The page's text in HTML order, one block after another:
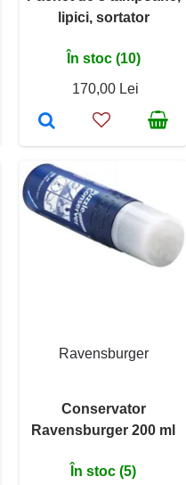
lipici, sortator
În stoc (10)
170,00 Lei
Ravensburger
Conservator
Ravensburger 200 ml
În stoc (5)